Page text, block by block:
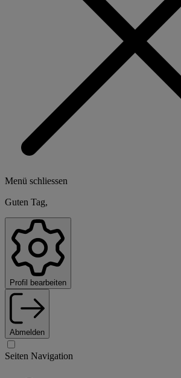
Menü schliessen
Guten Tag,
Profil bearbeiten
Abmelden
Seiten Navigation